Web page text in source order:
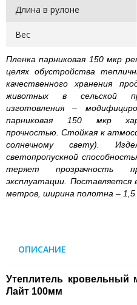
Длина в рулоне
Вес
Пленка парниковая 150 мкр
целях обустройства
качественного хранения
животных в сельской
изготовления –
парниковая 150 мкр
прочностью. Стойкая к
солнечному свету).
светопропускной
теряет прозрачность
эксплуатации. Поставляется
метров, ширина полотна – 1,5
ОПИСАНИЕ
Утеплитель кровельный
Лайт 100мм